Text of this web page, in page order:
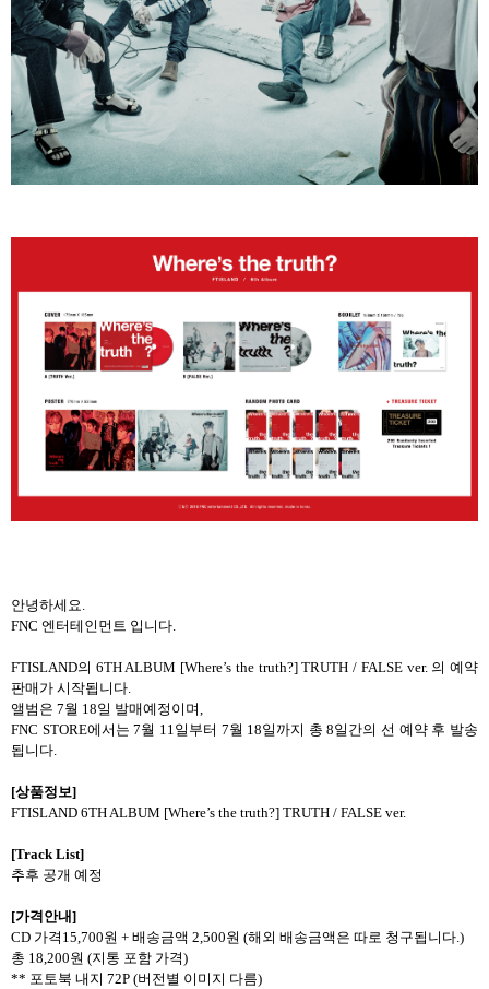
안녕하세요
FNC 엔터테인먼트 입니다
FTISLAND의 6TH ALBUM [Where’s the truth?]TRUTH / FALSEver. 의 예약
판매가 시작됩니다
앨범은 7월 18일 발매예정이며
FNC STORE에서는 7월 11 일부터 7월 18일까지 총 8일간의 선 예약 후 발송
됩니다
[상품정보]
FTISLAND 6TH ALBUM [Where’s the truth?] TRUTH / FALSE ver.
[Track List]
추후 공개 예정
[가격안내]
CD 가격 15,700원 + 배송금액 2,500원 (해외 배송금액은 따로 청구됩니다 .)
총 18,200원 (지통 포함 가격)
** 포토북 내지 72P (버전별 이미지 다름)